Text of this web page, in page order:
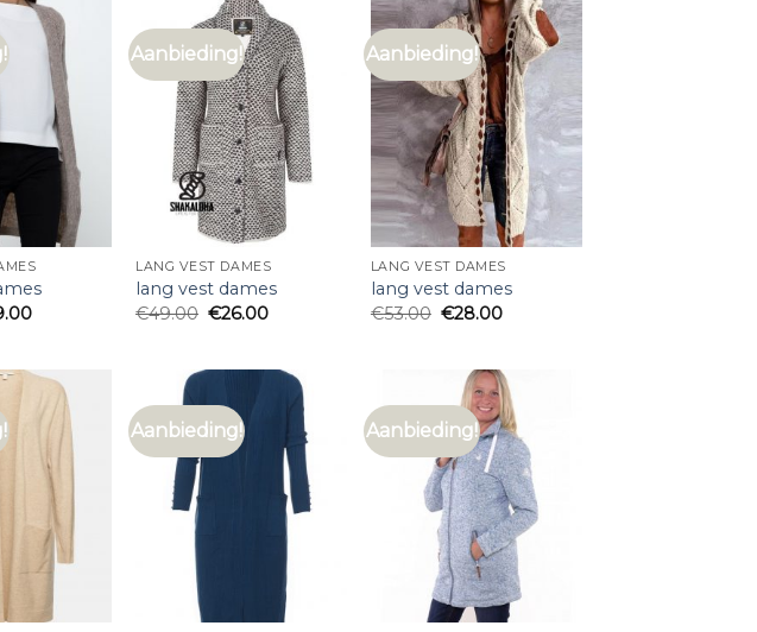
Aanbieding!
LANG VEST DAMES
lang vest dames
€49.00 €26.00
Aanbieding!
LANG VEST DAMES
lang vest dames
€53.00 €28.00
Aanbieding! Aanbieding!